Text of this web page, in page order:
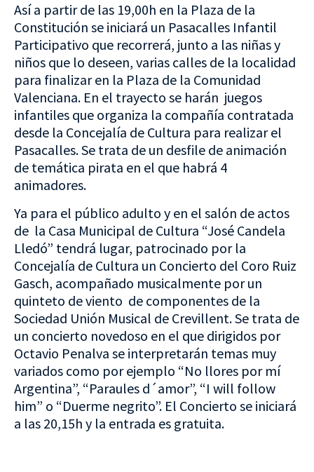
Así a partir de las 19,00h en la Plaza de la
Constitución se iniciará un Pasacalles Infantil
Participativo que recorrerá, junto a las niñas y
niños que lo deseen, varias calles de la localidad
para finalizar en la Plaza de la Comunidad
Valenciana. En el trayecto se harán juegos
infantiles que organiza la compañía contratada
desde la Concejalía de Cultura para realizar el
Pasacalles. Se trata de un desfile de animación
de temática pirata en el que habrá 4
animadores.
Ya para el público adulto y en el salón de actos
de la Casa Municipal de Cultura “José Candela
Lledó” tendrá lugar, patrocinado por la
Concejalía de Cultura un Concierto del Coro Ruiz
Gasch, acompañado musicalmente por un
quinteto de viento de componentes de la
Sociedad Unión Musical de Crevillent. Se trata de
un concierto novedoso en el que dirigidos por
Octavio Penalva se interpretarán temas muy
variados como por ejemplo “No llores por mí
Argentina”, “Paraules d´amor”, “I will follow
him” o “Duerme negrito”. El Concierto se iniciará
a las 20,15h y la entrada es gratuita.